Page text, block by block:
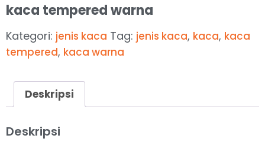
kaca tempered warna
Kategori: jenis kaca Tag: jenis kaca, kaca, kaca
tempered, kaca warna
Deskripsi
Deskripsi